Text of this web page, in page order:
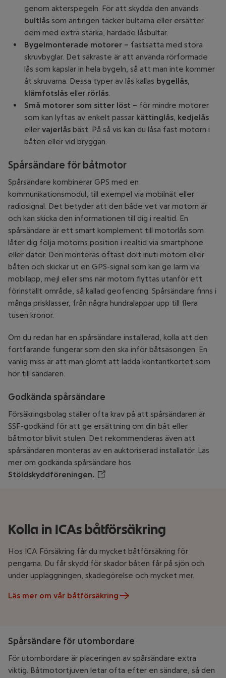
genom akterspegeln. För att skydda den används
bultlås som antingen täcker bultarna eller ersätter
dem med extra starka, härdade låsbultar.
Bygelmonterade motorer – fastsatta med stora
skruvbyglar. Det säkraste är att använda rörformade
lås som kapslar in hela bygeln, så att man inte kommer
åt skruvarna. Dessa typer av lås kallas bygellås,
klämfotslås eller rörlås.
Små motorer som sitter löst – för mindre motorer
som kan lyftas av enkelt passar kättinglås, kedjelås
eller vajerlås bäst. På så vis kan du låsa fast motorn i
båten eller vid bryggan.
Spårsändare för båtmotor
Spårsändare kombinerar GPS med en
kommunikationsmodul, till exempel via mobilnät eller
radiosignal. Det betyder att den både vet var motorn är
och kan skicka den informationen till dig i realtid. En
spårsändare är ett smart komplement till motorlås som
låter dig följa motorns position i realtid via smartphone
eller dator. Den monteras oftast dolt inuti motorn eller
båten och skickar ut en GPS-signal som kan ge larm via
mobilapp, mejl eller sms när motorn flyttas utanför ett
förinställt område, så kallad geofencing. Spårsändare finns i
många prisklasser, från några hundralappar upp till flera
tusen kronor.
Om du redan har en spårsändare installerad, kolla att den
fortfarande fungerar som den ska inför båtsäsongen. En
vanlig miss är att man glömt att ladda kontantkortet som
hör till sändaren.
Godkända spårsändare
Försäkringsbolag ställer ofta krav på att spårsändaren är
SSF-godkänd för att ge ersättning om din båt eller
båtmotor blivit stulen. Det rekommenderas även att
spårsändaren monteras av en auktoriserad installatör. Läs
mer om godkända spårsändare hos
Stöldskyddföreningen. Öppnar annan webbplats
Kolla in ICAs båtförsäkring
Hos ICA Försäkring får du mycket båtförsäkring för
pengarna. Du får skydd för skador båten får på sjön och
under uppläggningen, skadegörelse och mycket mer.
Läs mer om vår båtförsäkring
Spårsändare för utombordare
För utombordare är placeringen av spårsändare extra
viktig. Båtmotortjuven letar ofta efter en sändare, så den